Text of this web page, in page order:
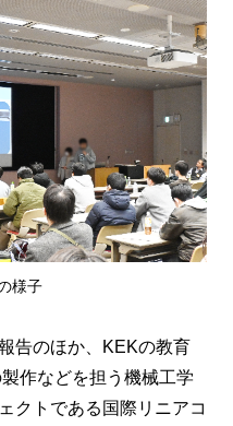
様子
告のほか、KEKの教育
作などを担う機械工学
クトである国際リニアコ